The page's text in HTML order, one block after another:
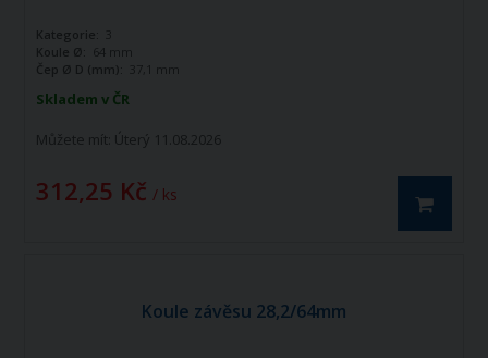
Skladem v ČR
Můžete mít: Úterý 11.08.2026
312,25 Kč / ks
Kategorie:
Koule Ø: 64 mm
Čep Ø D (mm):
37,1 mm
Koule závěsu 28,2/64mm